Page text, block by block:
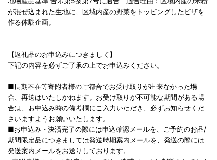
が混ぜ込まれた生地に、区域内産の野菜をトッピングしたピザを
作る体験企画。
【返礼品のお申込みにつきまして】
下記の内容を必ずご了承の上でお申込みください。
■長期不在等寄附者様のご都合でお受け取りが出来なかった場
合、再送はいたしかねます。お受け取りが不可能な期間がある場
合は、お申込み時の備考欄にご入力いただき、必ずお知らせくだ
さいますようお願いいたします。
■お申込み・決済完了の際には申込確認メールを、ご予約のお品/
期間限定品につきましては発送時期案内メールを、発送の際には
発送案内メールをお送りしております。